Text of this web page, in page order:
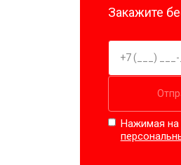
Закажите
Нажимая на